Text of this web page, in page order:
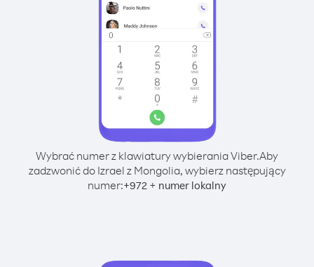
Wybrać numer z klawiatury wybierania Viber.Aby
zadzwonić do Izrael z Mongolia, wybierz następujący
numer:+972 + numer lokalny